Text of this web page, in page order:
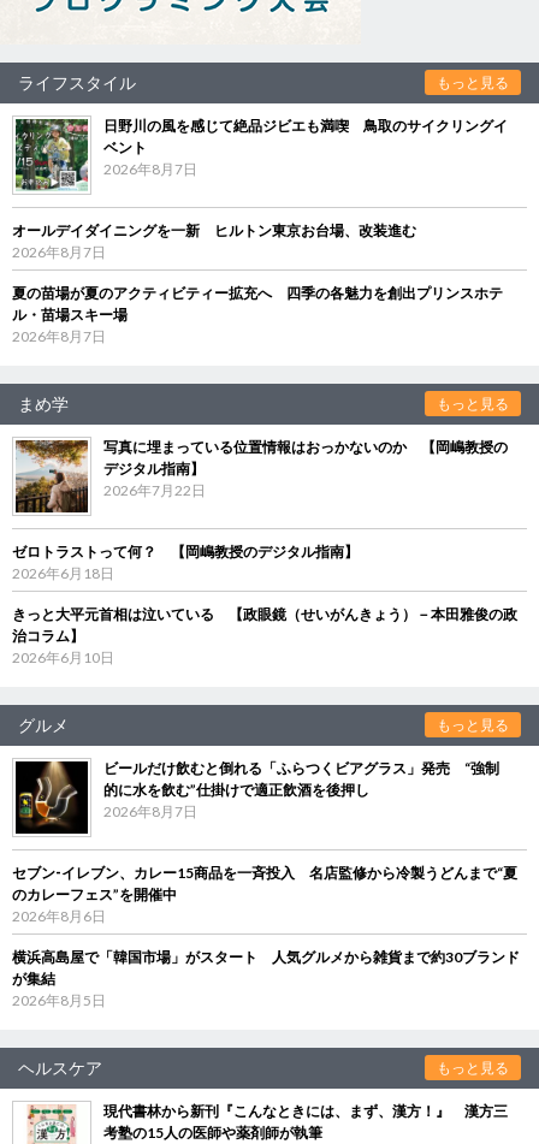
ライフスタイル もっと見る
日野川の風を感じて絶品ジビエも満喫 鳥取のサイクリングイ
ベント
2026年8月7日
オールデイダイニングを一新 ヒルトン東京お台場、改装進む
2026年8月7日
夏の苗場が夏のアクティビティー拡充へ 四季の各魅力を創出プリンスホテ
ル・苗場スキー場
2026年8月7日
まめ学 もっと見る
写真に埋まっている位置情報はおっかないのか 【岡嶋教授の
デジタル指南】
2026年7月22日
ゼロトラストって何？ 【岡嶋教授のデジタル指南】
2026年6月18日
きっと大平元首相は泣いている 【政眼鏡（せいがんきょう）－本田雅俊の政
治コラム】
2026年6月10日
グルメ もっと見る
ビールだけ飲むと倒れる「ふらつくビアグラス」発売 “強制
的に水を飲む”仕掛けで適正飲酒を後押し
2026年8月7日
セブン‐イレブン、カレー15商品を一斉投入 名店監修から冷製うどんまで“夏
のカレーフェス”を開催中
2026年8月6日
横浜高島屋で「韓国市場」がスタート 人気グルメから雑貨まで約30ブランド
が集結
2026年8月5日
ヘルスケア もっと見る
現代書林から新刊『こんなときには、まず、漢方！』 漢方三
考塾の15人の医師や薬剤師が執筆